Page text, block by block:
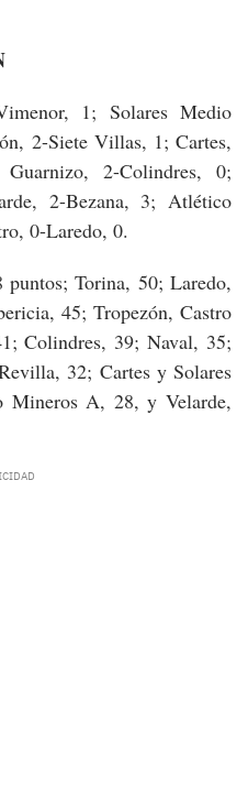
1; Solares Medio
2-Siete Villas, 1; Cartes,
2-Colindres, 0;
2-Bezana, 3; Atlético
0-Laredo, 0.
puntos; Torina, 50; Laredo,
45; Tropezón, Castro
Colindres, 39; Naval, 35;
32; Cartes y Solares
Mineros A, 28, y Velarde,